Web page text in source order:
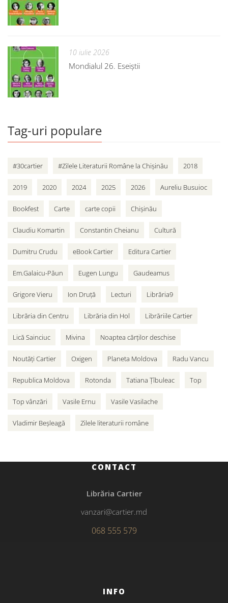
10 iulie 2026
Mondialul 26. Eseiștii
Tag-uri populare
#30cartier #Zilele Literaturii Române la Chișinău 2018
2019 2020 2024 2025 2026 Aureliu Busuioc
Bookfest Carte carte copii Chișinău
Claudiu Komartin Constantin Cheianu Cultură
Dumitru Crudu eBook Cartier Editura Cartier
Em.Galaicu-Păun Eugen Lungu Gaudeamus
Grigore Vieru Ion Druță Lecturi Librăria9
Librăria din Centru Librăria din Hol Librăriile Cartier
Lică Sainciuc Mivina Noaptea cărților deschise
Noutăți Cartier Oxigen Planeta Moldova Radu Vancu
Republica Moldova Rotonda Tatiana Țîbuleac Top
Top vânzări Vasile Ernu Vasile Vasilache
Vladimir Beșleagă Zilele literaturii române
CONTACT
Librăria Cartier
vanzari@cartier.md
068 555 579
INFO